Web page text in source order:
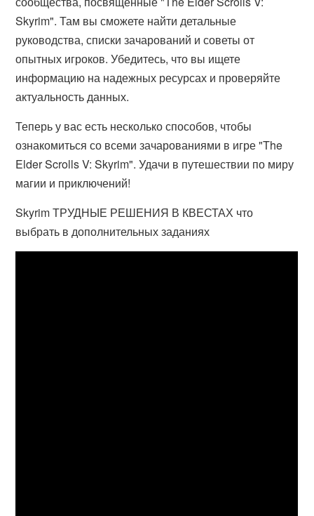
Skyrim". Там вы сможете найти детальные
руководства, списки зачарований и советы от
опытных игроков. Убедитесь, что вы ищете
информацию на надежных ресурсах и проверяйте
актуальность данных.
Теперь у вас есть несколько способов, чтобы
ознакомиться со всеми зачарованиями в игре "The
Elder Scrolls V: Skyrim". Удачи в путешествии по миру
магии и приключений!
Skyrim ТРУДНЫЕ РЕШЕНИЯ В КВЕСТАХ что
выбрать в дополнительных заданиях